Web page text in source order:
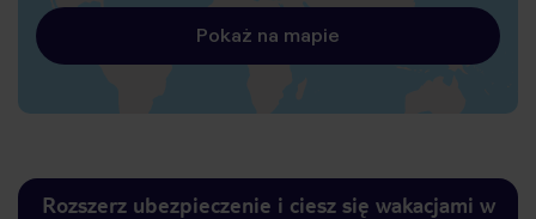
Pokaż na mapie
Rozszerz ubezpieczenie i ciesz się wakacjami w